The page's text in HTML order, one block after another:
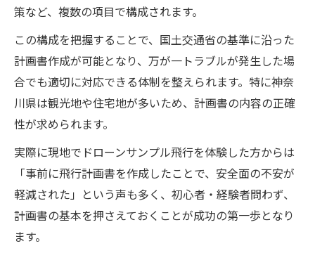
策など、複数の項目で構成されます。
この構成を把握することで、国土交通省の基準に沿った
計画書作成が可能となり、万が一トラブルが発生した場
合でも適切に対応できる体制を整えられます。特に神奈
川県は観光地や住宅地が多いため、計画書の内容の正確
性が求められます。
実際に現地でドローンサンプル飛行を体験した方からは
「事前に飛行計画書を作成したことで、安全面の不安が
軽減された」という声も多く、初心者・経験者問わず、
計画書の基本を押さえておくことが成功の第一歩となり
ます。